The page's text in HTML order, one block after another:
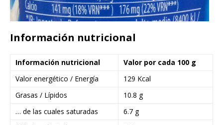
Información nutricional
Información nutricional
Valor por cada 100 g
Valor energético / Energía
129 Kcal
Grasas / Lípidos
10.8 g
… de las cuales saturadas
6.7 g